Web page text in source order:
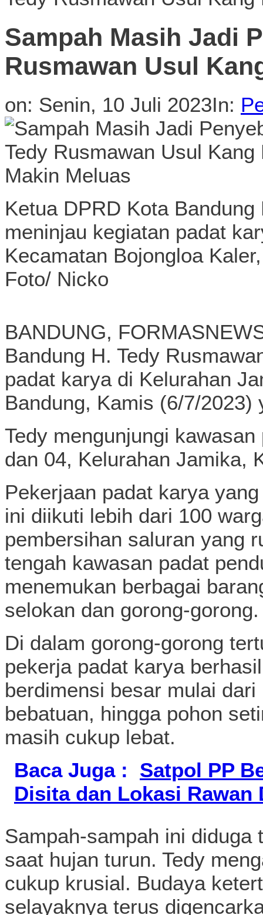
Sampah Masih Jadi
Rusmawan Usul
on: Senin, 10 Juli 2023In:
Ketua DPRD Kota
meninjau kegiatan padat
Kecamatan Bojongloa
Foto/ Nicko
BANDUNG,
Bandung H. Tedy
padat karya di Kelurahan
Bandung, Kamis (6/7/2023)
Tedy mengunjungi
dan 04, Kelurahan Jamika,
Pekerjaan padat karya
ini diikuti lebih dari 100
pembersihan saluran yang
tengah kawasan padat
menemukan berbagai
selokan dan gorong-gorong.
Di dalam gorong-gorong
pekerja padat karya
berdimensi besar mulai
bebatuan, hingga pohon
masih cukup lebat.
Baca Juga :
Satpol PP
Disita dan Lokasi Rawan
Sampah-sampah ini
saat hujan turun. Tedy
cukup krusial. Budaya
selayaknya terus